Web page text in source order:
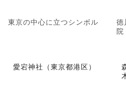
東京の中心に立つシンボル
徳
院
愛宕神社（東京都港区）